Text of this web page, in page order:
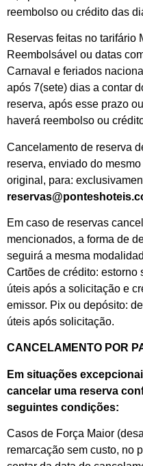
reembolso ou crédito das
Reservas feitas no tarifário
Reembolsável ou datas
Carnaval e feriados
após 7(sete) dias a contar
reserva, após esse prazo
haverá reembolso ou
Cancelamento de reserva
reserva, enviado do
original, para:
Em caso de reservas
mencionados, a forma de
seguirá a mesma
Cartões de crédito: estorno
úteis após a solicitação e
emissor. Pix ou depósito:
úteis após solicitação.
CANCELAMENTO POR
Em situações
cancelar uma reserva
seguintes condições:
Casos de Força Maior
remarcação sem custo, no